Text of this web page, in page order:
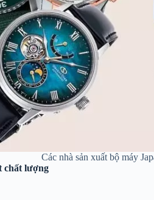
Các nhà sản xuất bộ máy
chất lượng